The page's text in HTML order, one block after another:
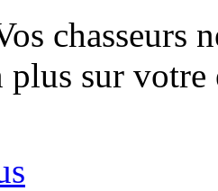
chasseurs
plus sur votre